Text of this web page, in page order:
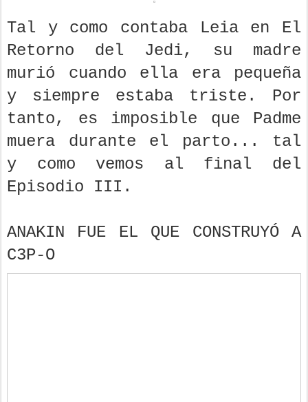
Tal y como contaba Leia en El
Retorno del Jedi, su madre
murió cuando ella era pequeña
y siempre estaba triste. Por
tanto, es imposible que Padme
muera durante el parto... tal
y como vemos al final del
Episodio III.
ANAKIN FUE EL QUE CONSTRUYÓ A
C3P-O